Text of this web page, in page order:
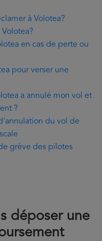
à Volotea?
en cas de perte ou
pour verser une
a annulé mon vol et
?
du vol de
grève des pilotes
déposer une